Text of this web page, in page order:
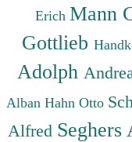
Erich Mann
Gottlieb
Adolph
Alban Hahn Otto
Alfred Seghers